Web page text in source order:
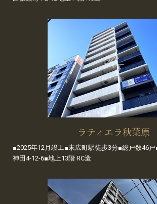
ラティエラ秋葉原
■2025年12月竣工■末広町駅徒歩3分■総戸数46
神田4-12-6■地上13階 RC造